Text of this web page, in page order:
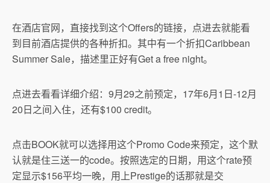
在酒店官网，直接找到这个Offers的链接，点进去就能看
到目前酒店提供的各种折扣。其中有一个折扣Caribbean
Summer Sale，描述里正好有Get a free night。
点进去看看详细介绍：9月29之前预定，17年6月1日-12月
20日之间入住，还有$100 credit。
点击BOOK就可以选择用这个Promo Code来预定，这个默
认就是住三送一的code。按照选定的日期，用这个rate预
定显示$156平均一晚，用上Prestige的话那就是交